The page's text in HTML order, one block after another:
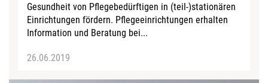
Gesundheit von Pflegebedürftigen in (teil-)stationären
Einrichtungen fördern. Pflegeeinrichtungen erhalten
Information und Beratung bei...
26.06.2019